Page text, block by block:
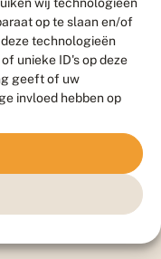
op te slaan en/of
technologieën
unieke ID's op deze
geeft of uw
invloed hebben op